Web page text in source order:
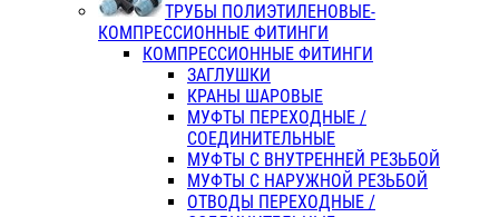
ТРУБЫ ПОЛИЭТИЛЕНОВЫЕ-
КОМПРЕССИОННЫЕ ФИТИНГИ
КОМПРЕССИОННЫЕ ФИТИНГИ
ЗАГЛУШКИ
КРАНЫ ШАРОВЫЕ
МУФТЫ ПЕРЕХОДНЫЕ /
СОЕДИНИТЕЛЬНЫЕ
МУФТЫ С ВНУТРЕННЕЙ РЕЗЬБОЙ
МУФТЫ С НАРУЖНОЙ РЕЗЬБОЙ
ОТВОДЫ ПЕРЕХОДНЫЕ /